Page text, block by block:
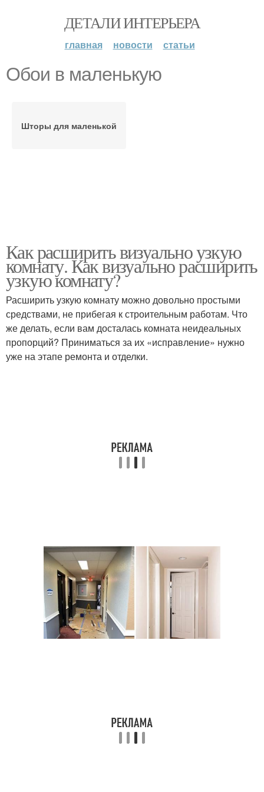
ДЕТАЛИ ИНТЕРЬЕРА
главная новости статьи
Обои в маленькую
Шторы для маленькой
Как расширить визуально узкую
комнату. Как визуально расширить
узкую комнату?
Расширить узкую комнату можно довольно простыми
средствами, не прибегая к строительным работам. Что
же делать, если вам досталась комната неидеальных
пропорций? Приниматься за их «исправление» нужно
уже на этапе ремонта и отделки.